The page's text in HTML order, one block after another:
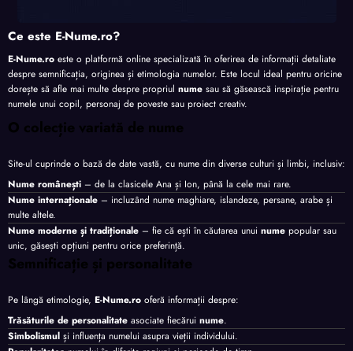
Ce este E-Nume.ro?
E-Nume.ro este o platformă online specializată în oferirea de informații detaliate
despre semnificația, originea și etimologia numelor. Este locul ideal pentru oricine
dorește să afle mai multe despre propriul nume sau să găsească inspirație pentru
numele unui copil, personaj de poveste sau proiect creativ.
O colecție variată de nume
Site-ul cuprinde o bază de date vastă, cu nume din diverse culturi și limbi, inclusiv:
Nume românești – de la clasicele Ana și Ion, până la cele mai rare.
Nume internaționale – incluzând nume maghiare, islandeze, persane, arabe și
multe altele.
Nume moderne și tradiționale – fie că ești în căutarea unui nume popular sau
unic, găsești opțiuni pentru orice preferință.
Semnificație și personalitate
Pe lângă etimologie, E-Nume.ro oferă informații despre:
Trăsăturile de personalitate asociate fiecărui nume.
Simbolismul și influența numelui asupra vieții individului.